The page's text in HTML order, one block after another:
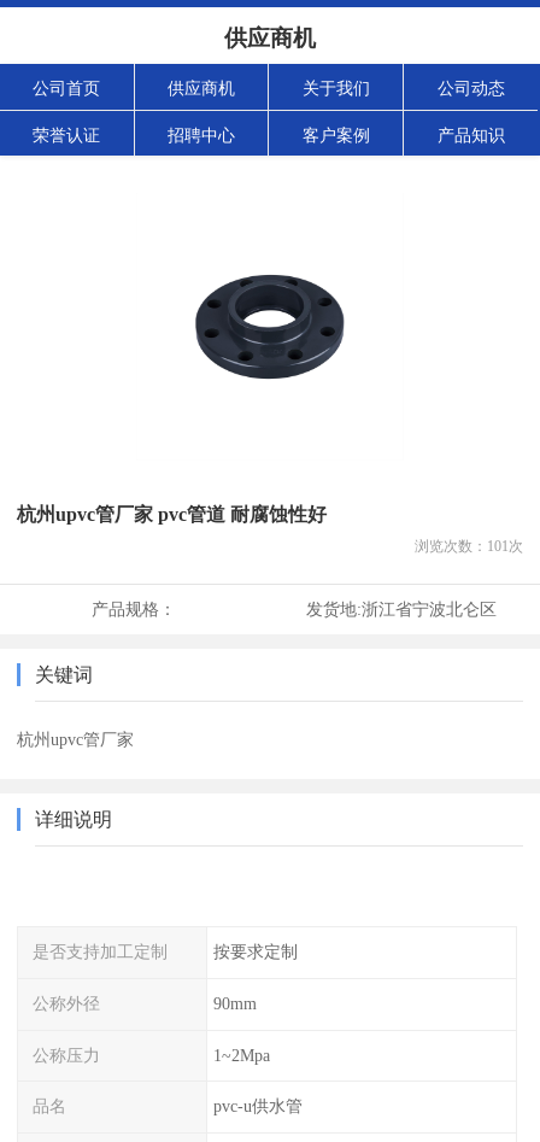
供应商机
公司首页 供应商机 关于我们 公司动态
荣誉认证 招聘中心 客户案例 产品知识
杭州upvc管厂家 pvc管道 耐腐蚀性好
浏览次数： 101次
产品规格： 发货地:浙江省宁波北仑区
关键词
杭州upvc管厂家
详细说明
是否支持加工定制 按要求定制
公称外径 90mm
公称压力 1~2Mpa
品名 pvc-u供水管